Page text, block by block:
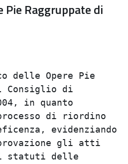
Raggruppate di
delle
dal
2004, in
il processo di
e
gli